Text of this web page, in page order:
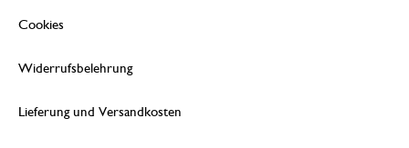
Cookies
Widerrufsbelehrung
Lieferung und Versandkosten